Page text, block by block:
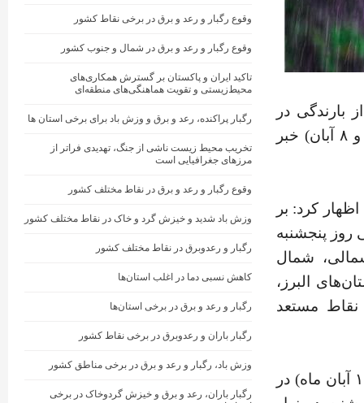
در
اغلب استان‌های کشور از اواخر چهارشنبه و طی روز پنجشنبه (۷ و ۸ آبان) خبر
کرد: بر
پنجشنبه
شمالی، شمال
البرز،
نقاط مستعد
وی افزود: روز جمعه (۹ آبان‌ماه) نیز در گیلان و مازندران و شنبه (۱۰ آبان ماه) در
وقوع رگبار و رعد و برق در برخی نقاط کشور
وقوع رگبار و رعد و برق در شمال و جنوب کشور
تاکید ایران و پاکستان بر گسترش همکاری‌های
محیط‌زیستی و تقویت هماهنگی‌های منطقه‌ای
رگبار پراکنده، رعد و برق و وزش باد برای برخی استان ها
تخریب محیط زیست ناشی از جنگ، تهدیدی فراتر از
مرزهای جغرافیایی است
وقوع رگبار و رعد و برق در نقاط مختلف کشور
وزش باد شدید و خیزش گرد و خاک در نقاط مختلف کشور
رگبار و رعدوبرق در نقاط مختلف کشور
کاهش نسبی دما در اغلب استان‌ها
رگبار و رعد و برق در برخی استان‌ها
رگبار باران و رعدوبرق در برخی نقاط کشور
وزش باد، رگبار و رعد و برق در برخی مناطق کشور
رگبار باران، رعد و برق و خیزش گردوخاک در برخی